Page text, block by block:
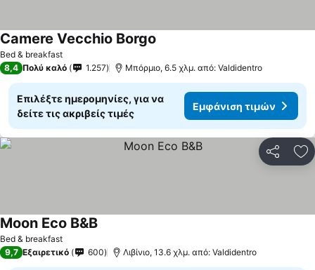
Bed & breakfast
Camere Vecchio Borgo
8,4 Πολύ καλό 1.257 Μπόρμιο, 6.5 χλμ. από: Valdidentro
Επιλέξτε ημερομηνίες, για να
δείτε τις ακριβείς τιμές
Εμφάνιση τιμών
Bed & breakfast
Moon Eco B&B
9,7 Εξαιρετικό 600 Λιβίνιο, 13.6 χλμ. από: Valdidentro